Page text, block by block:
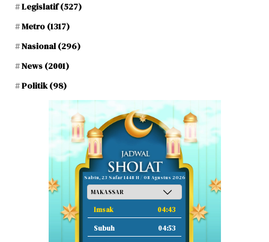
Legislatif(527)
Metro (1317)
Nasional(296)
News (2001)
Politik(98)
Sabtu, 23 Safar 1448 H / 08 Agustus 2026
Imsak 04:43
Subuh 04:53